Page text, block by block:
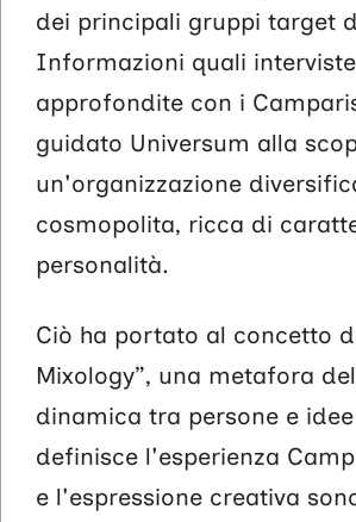
dei principali gruppi target
Informazioni quali interviste
approfondite con i
guidato Universum alla
un'organizzazione
cosmopolita, ricca di
personalità.
Ciò ha portato al concetto
Mixology”, una metafora
dinamica tra persone e
definisce l'esperienza
e l'espressione creativa